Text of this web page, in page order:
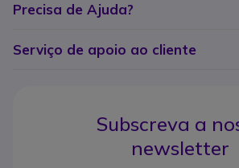
Precisa de Ajuda?
Serviço de apoio ao cliente
Subscreva a
newsletter